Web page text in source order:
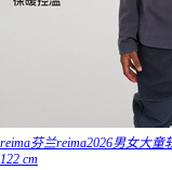
reima芬兰reima2026男女大
122 cm